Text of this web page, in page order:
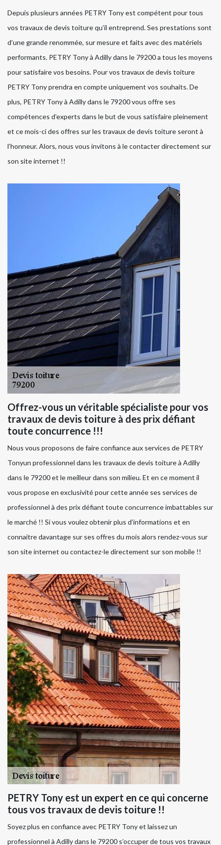
Depuis plusieurs années PETRY Tony est compétent pour tous
vos travaux de devis toiture qu’il entreprend. Ses prestations sont
d’une grande renommée, sur mesure et faits avec des matériels
performants. PETRY Tony à Adilly dans le 79200 a tous les moyens
pour satisfaire vos besoins. Pour vos travaux de devis toiture
PETRY Tony prendra en compte uniquement vos souhaits. De
plus, PETRY Tony à Adilly dans le 79200 vous offre ses
compétences d’experts dans le but de vous satisfaire pleinement
et ce mois-ci des offres sur les travaux de devis toiture seront à
l’honneur. Alors, nous vous invitons à le contacter directement sur
son site internet !!
Offrez-vous un véritable spécialiste pour vos
travaux de devis toiture à des prix défiant
toute concurrence !!!
Nous vous proposons de faire confiance aux services de PETRY
Tonyun professionnel dans les travaux de devis toiture à Adilly
dans le 79200 et le meilleur dans son milieu. Et en ce moment il
vous propose en exclusivité pour cette année ses services de
professionnel à des prix défiant toute concurrence imbattables sur
le marché !! Si vous voulez obtenir plus d’informations et en
connaitre davantage sur ses offres du mois alors rendez-vous sur
son site internet ou contactez-le directement sur son mobile !!
PETRY Tony est un expert en ce qui concerne
tous vos travaux de devis toiture !!
Soyez plus en confiance avec PETRY Tony et laissez un
professionnel à Adilly dans le 79200 s’occuper de tous vos travaux